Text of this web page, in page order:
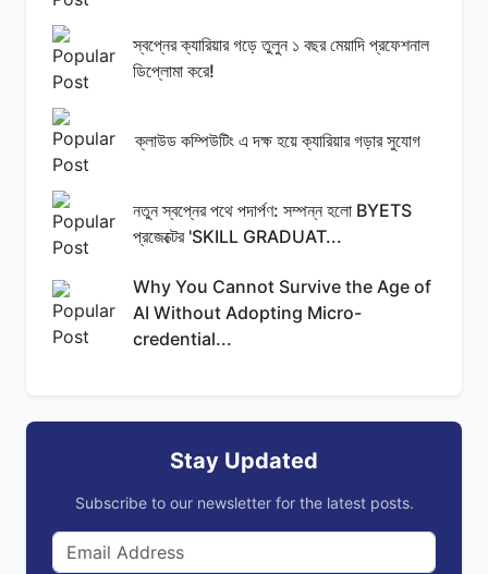
স্বপ্নের ক্যারিয়ার গড়ে তুলুন ১ বছর মেয়াদি প্রফেশনাল
ডিপ্লোমা করে!
ক্লাউড কম্পিউটিং এ দক্ষ হয়ে ক্যারিয়ার গড়ার সুযোগ
নতুন স্বপ্নের পথে পদার্পণ: সম্পন্ন হলো BYETS
প্রজেক্টের 'SKILL GRADUAT...
Why You Cannot Survive the Age of
AI Without Adopting Micro-
credential...
Stay Updated
Subscribe to our newsletter for the latest posts.